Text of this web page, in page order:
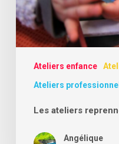
Ateliers enfance
Ateliers professionnel
Les ateliers
Angélique